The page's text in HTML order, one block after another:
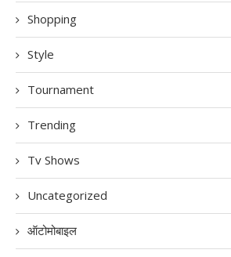
Shopping
Style
Tournament
Trending
Tv Shows
Uncategorized
ऑटोमोबाइल